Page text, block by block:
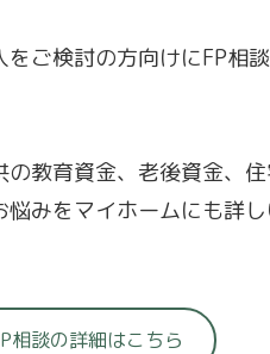
をご検討の方向けにFP相
の教育資金、老後資金、
悩みをマイホームにも詳
相談の詳細はこちら